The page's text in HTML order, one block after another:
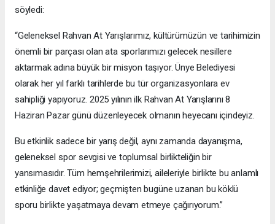
söyledi:
“Geleneksel Rahvan At Yarışlarımız, kültürümüzün ve tarihimizin
önemli bir parçası olan ata sporlarımızı gelecek nesillere
aktarmak adına büyük bir misyon taşıyor. Ünye Belediyesi
olarak her yıl farklı tarihlerde bu tür organizasyonlara ev
sahipliği yapıyoruz. 2025 yılının ilk Rahvan At Yarışlarını 8
Haziran Pazar günü düzenleyecek olmanın heyecanı içindeyiz.
Bu etkinlik sadece bir yarış değil, aynı zamanda dayanışma,
geleneksel spor sevgisi ve toplumsal birlikteliğin bir
yansımasıdır. Tüm hemşehrilerimizi, aileleriyle birlikte bu anlamlı
etkinliğe davet ediyor; geçmişten bugüne uzanan bu köklü
sporu birlikte yaşatmaya devam etmeye çağırıyorum.”